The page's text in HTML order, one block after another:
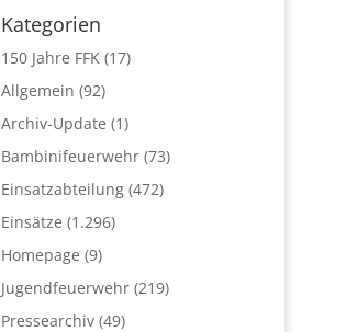
Kategorien
150 Jahre FFK (17)
Allgemein (92)
Archiv-Update (1)
Bambinifeuerwehr (73)
Einsatzabteilung (472)
Einsätze (1.296)
Homepage (9)
Jugendfeuerwehr (219)
Pressearchiv (49)